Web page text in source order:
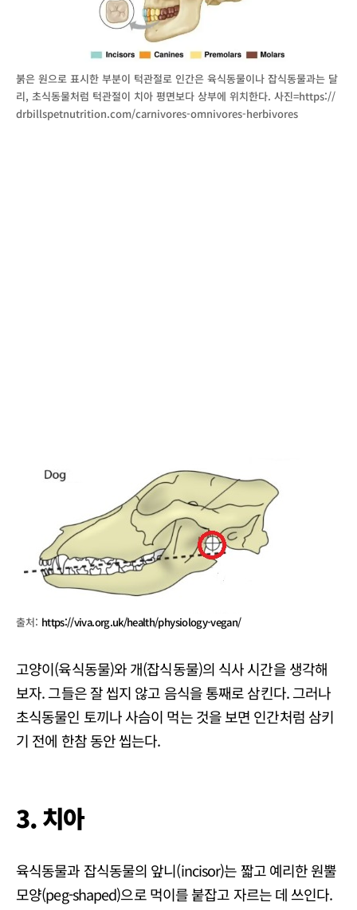
붉은 원으로 표시한 부분이 턱관절로 인간은 육식동물이나 잡식동물과는 달
리, 초식동물처럼 턱관절이 치아 평면보다 상부에 위치한다. 사진=https://
drbillspetnutrition.com/carnivores-omnivores-herbivores
출처: https://viva.org.uk/health/physiology-vegan/
고양이(육식동물)와 개(잡식동물)의 식사 시간을 생각해
보자. 그들은 잘 씹지 않고 음식을 통째로 삼킨다. 그러나
초식동물인 토끼나 사슴이 먹는 것을 보면 인간처럼 삼키
기 전에 한참 동안 씹는다.
3.치아
육식동물과 잡식동물의 앞니(incisor)는 짧고 예리한 원뿔
모양(peg-shaped)으로 먹이를 붙잡고 자르는 데 쓰인다.